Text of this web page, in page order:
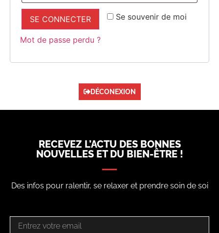
Se souvenir de moi
SE CONNECTER
Mot de passe perdu ?
DÉCONEXION
RECEVEZ L’ACTU DES BONNES
NOUVELLES ET DU BIEN-ÊTRE !
Des infos pour ralentir, se relaxer et prendre soin de soi